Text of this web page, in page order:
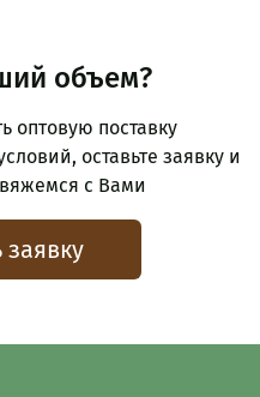
объем?
оптовую поставку
оставьте заявку и
с Вами
заявку